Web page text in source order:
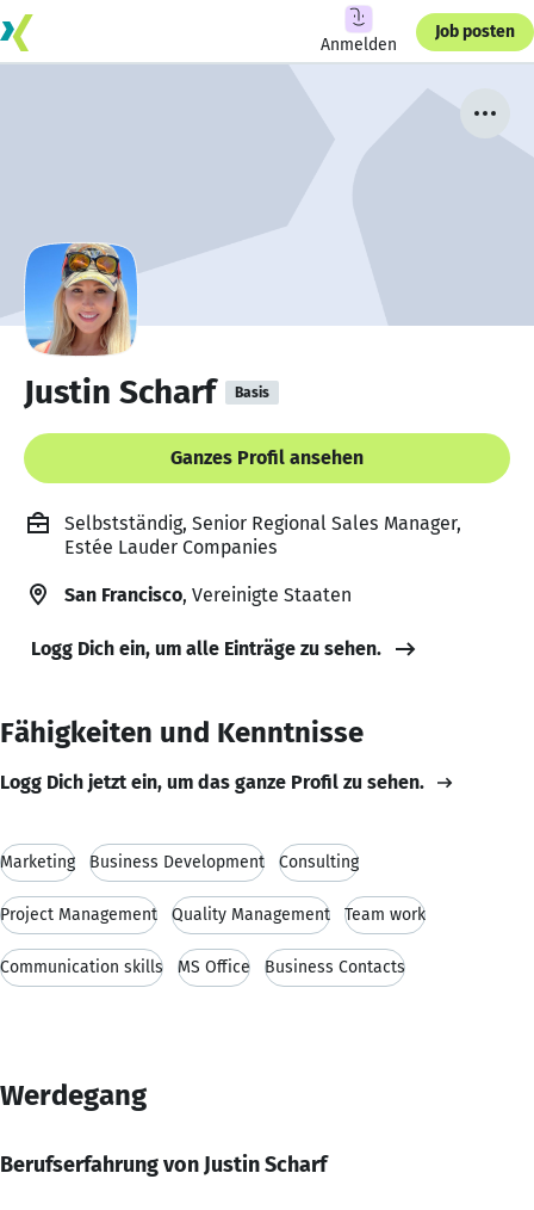
Anmelden
Job posten
Justin Scharf Basis
Ganzes Profil ansehen
Selbstständig, Senior Regional Sales Manager,
Estée Lauder Companies
San Francisco, Vereinigte Staaten
Logg Dich ein, um alle Einträge zu sehen.
Fähigkeiten und Kenntnisse
Logg Dich jetzt ein, um das ganze Profil zu sehen.
Marketing Business Development Consulting
Project Management Quality Management Team work
Communication skills MS Office Business Contacts
Werdegang
Berufserfahrung von Justin Scharf